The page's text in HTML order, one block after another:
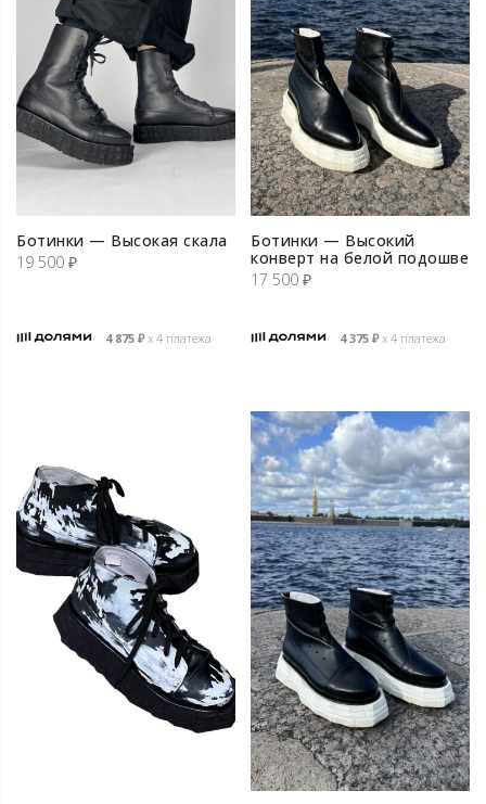
Ботинки — Высокая скала
19 500 ₽
4 875 ₽х 4 платежа
Ботинки — Высокий
конверт на белой подошве
17 500 ₽
4 375 ₽х 4 платежа